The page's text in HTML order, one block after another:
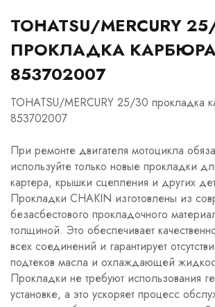
TOHATSU/MERCURY
ПРОКЛАДКА
853702007
TOHATSU/MERCURY 25/30 прокладка
853702007
При ремонте двигателя мотоцикла
используйте только новые прокладки
картера, крышки сцепления и других
Прокладки CHAKIN изготовлены из
безасбестового прокладочного
толщиной. Это обеспечивает
всех соединений и гарантирует
подтеков масла и охлаждающей
Прокладки не требуют использования
установке, а это ускоряет процесс